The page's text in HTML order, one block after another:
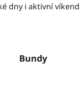
dny i aktivní
Bundy